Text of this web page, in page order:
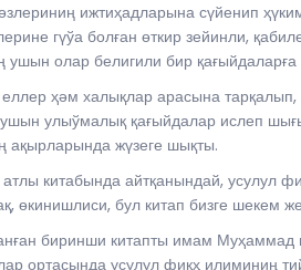
ижтиҳадларына сүйенип
гүўа болған өткир зейинли,
ушын олар белигили бир
ҳәм халықлар арасына
улыўмалық қағыйдалар ислеп
ақырларында жүзеге шықты.
китабында айтқанындай,
өкинишлиси, бул китап бизге шекем
биринши китапты имам
ортасында усулул фиқҳ илиминиң